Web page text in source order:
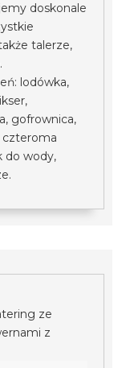
doskonale
talerze,
lodówka,
gofrownica,
czteroma
do wody,
ze
z